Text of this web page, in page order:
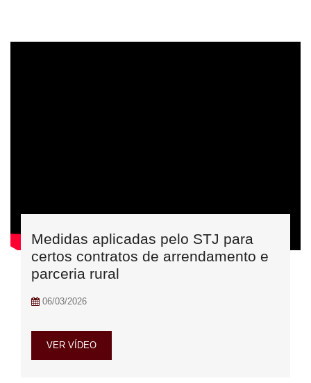
Medidas aplicadas pelo STJ para
certos contratos de arrendamento e
parceria rural
06/03/2026
VER VÍDEO